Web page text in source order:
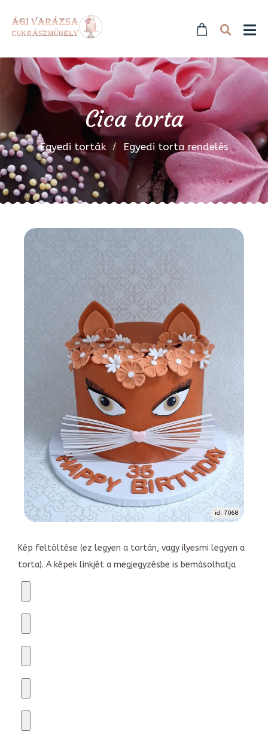
Cica torta
Egyedi torták Egyedi torta rendelés
id: 7068
Kép feltöltése (ez legyen a tortán, vagy ilyesmi legyen a
torta). A képek linkjét a megjegyzésbe is bemásolhatja